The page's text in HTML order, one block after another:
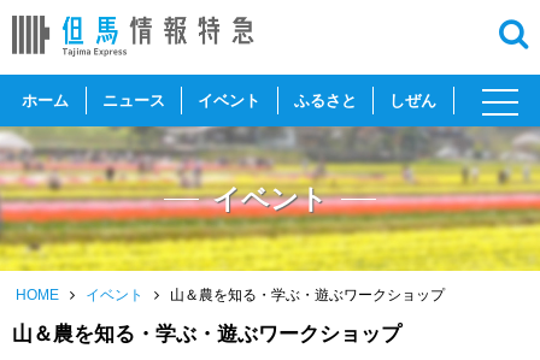
ホーム ニュース イベント ふるさと しぜん
toggle
イベント
HOME イベント 山＆農を知る・学ぶ・遊ぶワークショップ
山＆農を知る・学ぶ・遊ぶワークショップ